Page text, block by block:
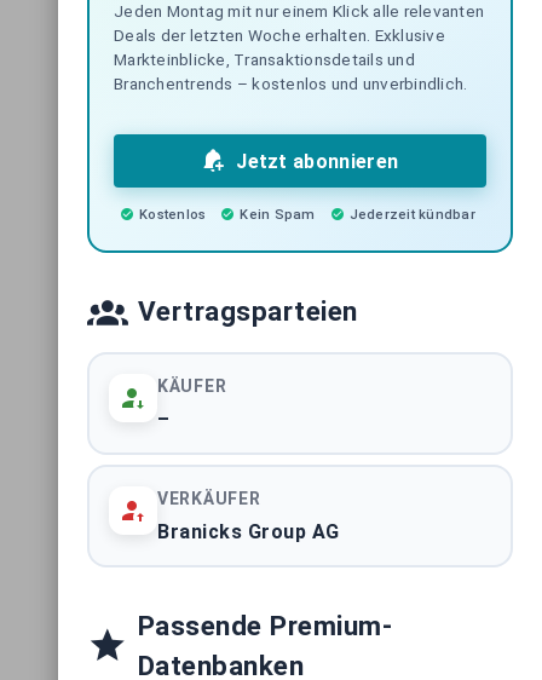
Jeden Montag mit nur einem Klick alle relevanten
Deals der letzten Woche erhalten. Exklusive
Markteinblicke, Transaktionsdetails und
Branchentrends – kostenlos und unverbindlich.
Jetzt abonnieren
Kostenlos Kein Spam Jederzeit kündbar
Vertragsparteien
KÄUFER
–
VERKÄUFER
Branicks Group AG
Passende Premium-
Datenbanken